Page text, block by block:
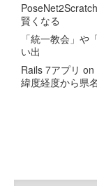
賢くなる
「統一教会」
い出
Rails 7アプリ
緯度経度から県